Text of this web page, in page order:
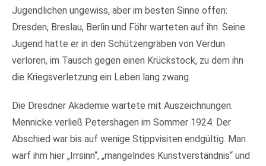
Jugendlichen ungewiss, aber im besten Sinne offen:
Dresden, Breslau, Berlin und Föhr warteten auf ihn. Seine
Jugend hatte er in den Schützengräben von Verdun
verloren, im Tausch gegen einen Krückstock, zu dem ihn
die Kriegsverletzung ein Leben lang zwang.
Die Dresdner Akademie wartete mit Auszeichnungen.
Mennicke verließ Petershagen im Sommer 1924. Der
Abschied war bis auf wenige Stippvisiten endgültig. Man
warf ihm hier „Irrsinn“, „mangelndes Kunstverständnis“ und